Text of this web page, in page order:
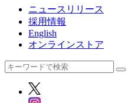
ニュースリリース
採用情報
English
オンラインストア